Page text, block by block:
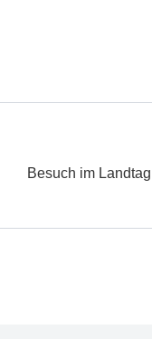
Besuch im